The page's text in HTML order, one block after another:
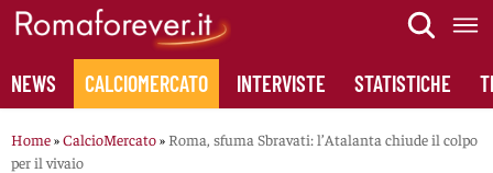
Skip
content
NEWS CALCIOMERCATO INTERVISTE STATISTICHE
Home»CalcioMercato» Roma, sfuma Sbravati: l’Atalanta chiude il colpo
per il vivaio